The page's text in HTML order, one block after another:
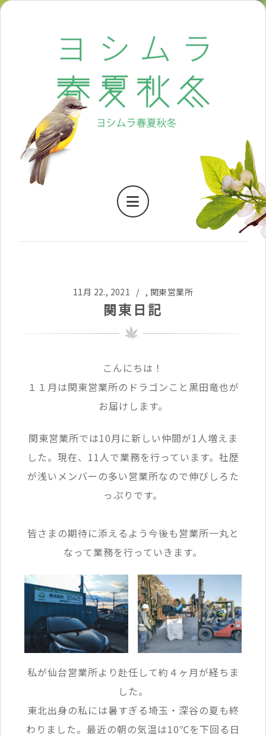
11月 22., 2021 / , 関東営業所
関東日記
こんにちは！
１１月は関東営業所のドラゴンこと黒田竜也が
お届けします。
関東営業所では10月に新しい仲間が1人増えま
した。現在、11人で業務を行っています。社歴
が浅いメンバーの多い営業所なので伸びしろた
っぷりです。
皆さまの期待に添えるよう今後も営業所一丸と
なって業務を行っていきます。
私が仙台営業所より赴任して約４ヶ月が経ちま
した。
東北出身の私には暑すぎる埼玉・深谷の夏も終
わりました。最近の朝の気温は10℃を下回る日